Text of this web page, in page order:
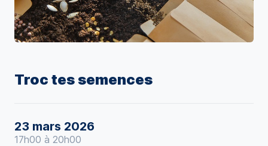
Troc tes semences
23 mars 2026
17h00 à 20h00